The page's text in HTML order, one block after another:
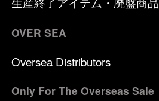
OVER SEA
Oversea Distributors
Only For The Overseas Sale